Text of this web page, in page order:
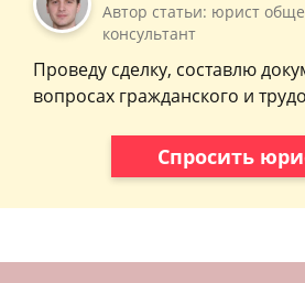
Автор статьи: юрист
консультант
Проведу сделку, составлю
вопросах гражданского и
Спросить